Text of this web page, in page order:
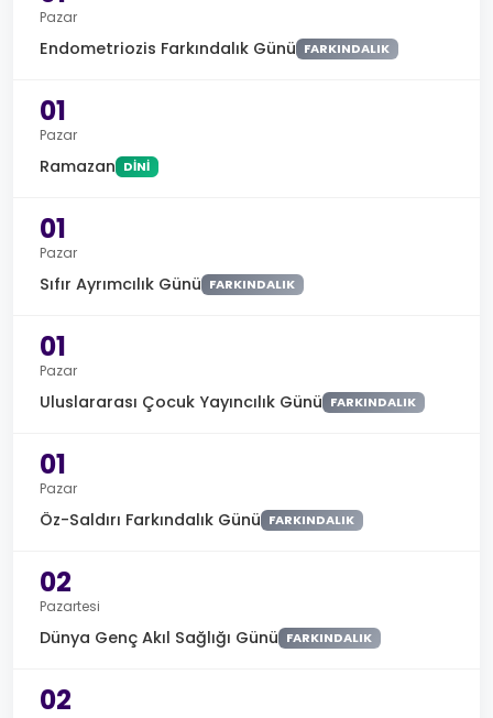
Pazar
Endometriozis Farkındalık Günü FARKINDALIK
01
Pazar
Ramazan DINI
01
Pazar
Sıfır Ayrımcılık Günü FARKINDALIK
01
Pazar
Uluslararası Çocuk Yayıncılık Günü FARKINDALIK
01
Pazar
Öz-Saldırı Farkındalık Günü FARKINDALIK
02
Pazartesi
Dünya Genç Akıl Sağlığı Günü FARKINDALIK
02